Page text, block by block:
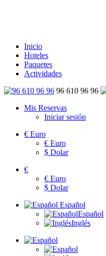
Inicio
Hoteles
Paquetes
Actividades
96 610 96 96
Mis Reservas
Iniciar sesión
€ Euro
€ Euro
$ Dolar
€
€ Euro
$ Dolar
Español
Español
Inglés